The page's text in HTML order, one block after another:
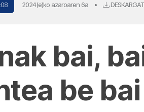
2024(e)ko azaroaren 6a •
bai,
be bai